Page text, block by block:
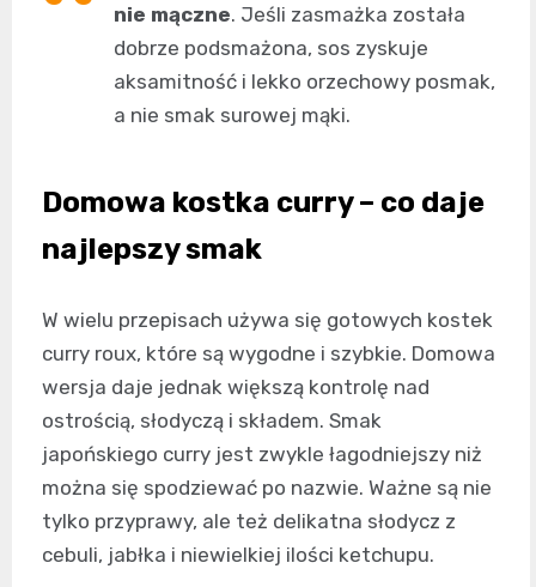
nie mączne. Jeśli zasmażka została
dobrze podsmażona, sos zyskuje
aksamitność i lekko orzechowy posmak,
a nie smak surowej mąki.
Domowa kostka curry – co daje
najlepszy smak
W wielu przepisach używa się gotowych kostek
curry roux, które są wygodne i szybkie. Domowa
wersja daje jednak większą kontrolę nad
ostrością, słodyczą i składem. Smak
japońskiego curry jest zwykle łagodniejszy niż
można się spodziewać po nazwie. Ważne są nie
tylko przyprawy, ale też delikatna słodycz z
cebuli, jabłka i niewielkiej ilości ketchupu.